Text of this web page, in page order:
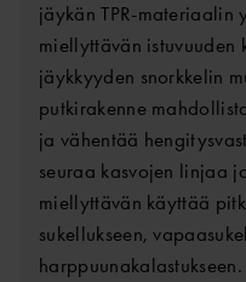
jäykän TPR-materiaalin
miellyttävän istuvuuden
jäykkyyden snorkkelin
putkirakenne
ja vähentää
seuraa kasvojen linjaa
miellyttävän käyttää
sukellukseen,
harppuunakalastukseen.